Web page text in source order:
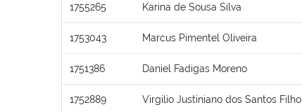
1755265 Karina de Sousa Silva
1753043 Marcus Pimentel Oliveira
1751386 Daniel Fadigas Moreno
1752889 Virgilio Justiniano dos Santos Filho